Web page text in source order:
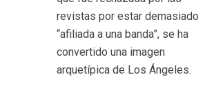
revistas por estar demasiado
“afiliada a una banda”, se ha
convertido una imagen
arquetípica de Los Ángeles.